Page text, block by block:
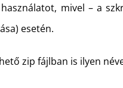
mivel – a
esetén.
zip fájlban is ilyen